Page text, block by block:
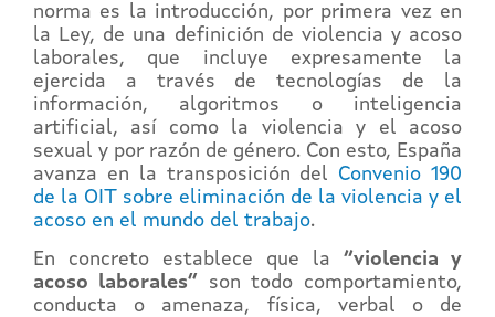
norma es la introducción, por primera vez en
la Ley, de una definición de violencia y acoso
laborales, que incluye expresamente la
ejercida a través de tecnologías de la
información, algoritmos o inteligencia
artificial, así como la violencia y el acoso
sexual y por razón de género. Con esto, España
avanza en la transposición del Convenio 190
de la OIT sobre eliminación de la violencia y el
acoso en el mundo del trabajo.
En concreto establece que la “violencia y
acoso laborales” son todo comportamiento,
conducta o amenaza, física, verbal o de